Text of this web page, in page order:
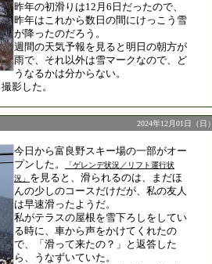
昨年の初滑りは12月6日だったので、
昨年はこれから数日の間にけっこう雪
が降ったのだろう。
週間の天気予報を見ると明日の朝方が
雨で、それ以外は雪マークなので、ど
うなるかは分からない。
影した。
2024年12月01日（日）
今日から富良野スキー場の一部がオー
プンした。
「ゲレンデ状況／リフト運行状
況」 を見ると、滑られるのは、まだほ
んの少しのコースだけだが、私の友人
は早速滑ったようだ。
私がテラスの屋根を雪下ろしをしてい
る時に、車から声をかけてくれたの
で、「滑って来たの？」と返答した
ら、うなずいていた。